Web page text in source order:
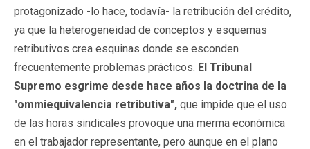
protagonizado -lo hace, todavía- la retribución del crédito,
ya que la heterogeneidad de conceptos y esquemas
retributivos crea esquinas donde se esconden
frecuentemente problemas prácticos. El Tribunal
Supremo esgrime desde hace años la doctrina de la
"ommiequivalencia retributiva", que impide que el uso
de las horas sindicales provoque una merma económica
en el trabajador representante, pero aunque en el plano